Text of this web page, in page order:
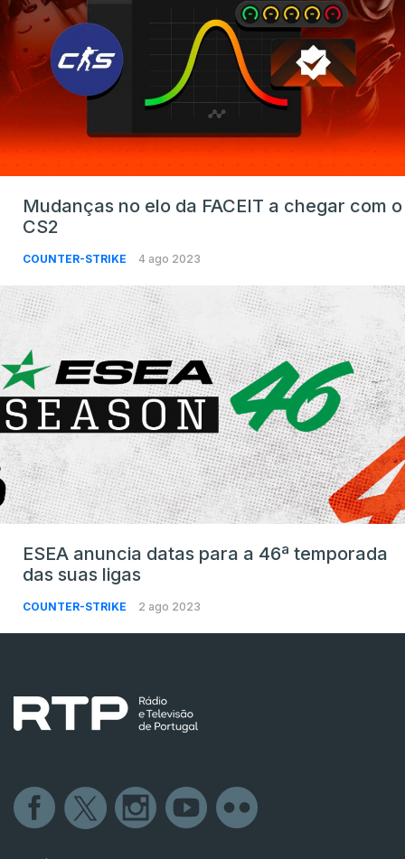
Mudanças no elo da FACEIT a chegar com o
CS2
COUNTER-STRIKE 4 ago 2023
ESEA anuncia datas para a 46ª temporada
das suas ligas
COUNTER-STRIKE 2 ago 2023